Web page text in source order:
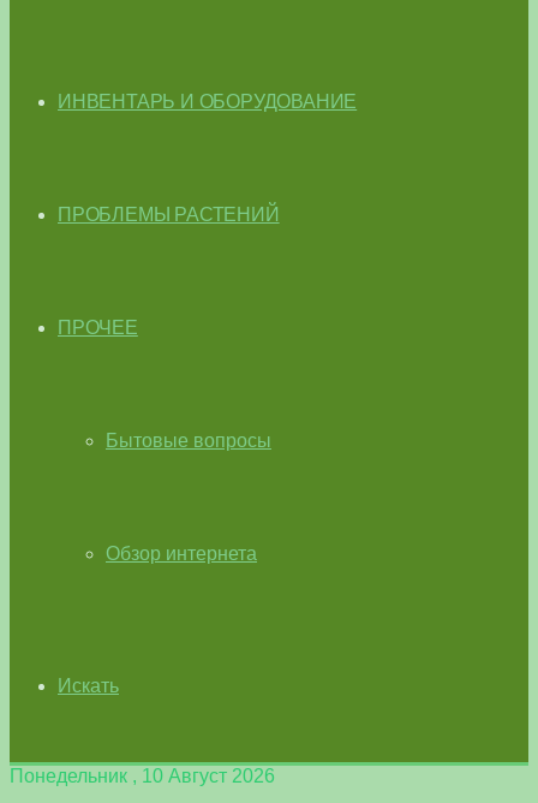
ИНВЕНТАРЬ И ОБОРУДОВАНИЕ
ПРОБЛЕМЫ РАСТЕНИЙ
ПРОЧЕЕ
Бытовые вопросы
Обзор интернета
Искать
Понедельник , 10 Август 2026